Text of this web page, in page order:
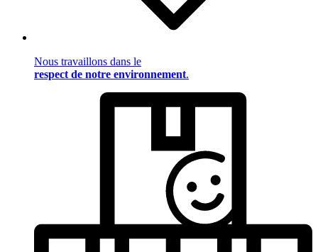
Nous travaillons dans le
respect de notre environnement.